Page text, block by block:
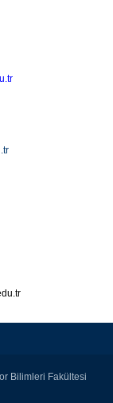
Bilimleri Fakültesi